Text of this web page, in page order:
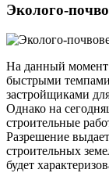
Эколого-
На данный момент
быстрыми
застройщиками
Однако на
строительные
Разрешение
строительных
будет